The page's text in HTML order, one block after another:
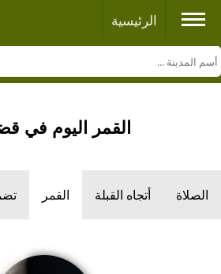
الرئيسية
القمر اليوم في
الصلاة أتجاه القبلة القمر